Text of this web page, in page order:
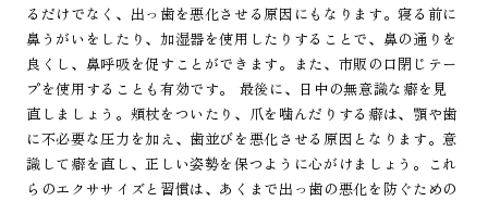
るだけでなく、出っ歯を悪化させる原因にもなります。寝る前に
鼻うがいをしたり、加湿器を使用したりすることで、鼻の通りを
良くし、鼻呼吸を促すことができます。また、市販の口閉じテー
プを使用することも有効です。 最後に、日中の無意識な癖を見
直しましょう。頬杖をついたり、爪を噛んだりする癖は、顎や歯
に不必要な圧力を加え、歯並びを悪化させる原因となります。意
識して癖を直し、正しい姿勢を保つように心がけましょう。これ
らのエクササイズと習慣は、あくまで出っ歯の悪化を防ぐための